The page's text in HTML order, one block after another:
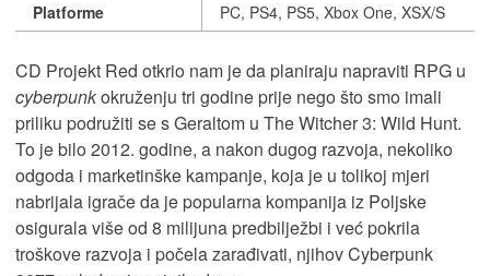
Platforme
PC, PS4, PS5, Xbox One, XSX/S
CD Projekt Red otkrio nam je da planiraju napraviti RPG u
cyberpunkokruženju tri godine prije nego što smo imali
priliku podružiti se s Geraltom u The Witcher 3: Wild Hunt.
To je bilo 2012. godine, a nakon dugog razvoja, nekoliko
odgoda i marketinške kampanje, koja je u tolikoj mjeri
nabrijala igrače da je popularna kompanija iz Poljske
osigurala više od 8 milijuna predbilježbi i već pokrila
troškove razvoja i počela zarađivati, njihov Cyberpunk